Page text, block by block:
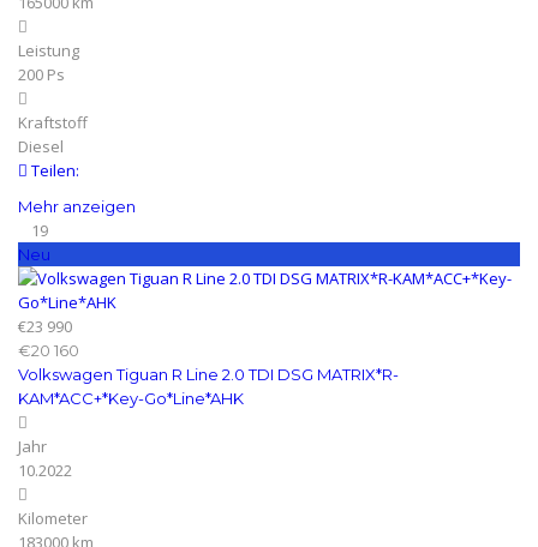
Leistung
200 Ps
Kraftstoff
Diesel
Teilen:
Mehr anzeigen
19
Neu
€23 990
€20 160
Volkswagen Tiguan R Line 2.0 TDI DSG MATRIX*R-
KAM*ACC+*Key-Go*Line*AHK
Jahr
10.2022
Kilometer
183000 km